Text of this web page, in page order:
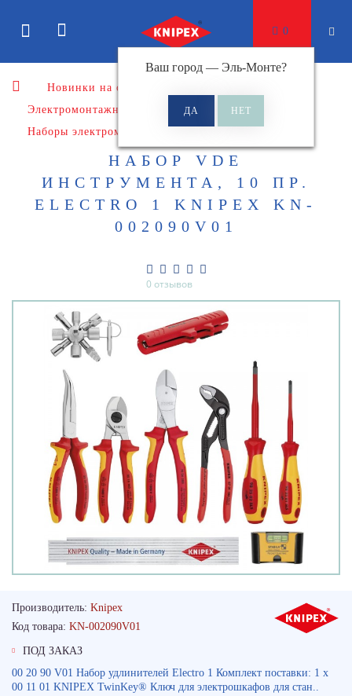
Ваш город — Эль-Монте?
0
Новинки на сайте
Электромонтажный инструмент
Наборы электромонтажного инструмента
НАБОР VDE
ИНСТРУМЕНТА, 10 ПР.
ELECTRO 1 KNIPEX KN-
002090V01
0 отзывов
Производитель: Knipex
Код товара: KN-002090V01
ПОД ЗАКАЗ
00 20 90 V01 Набор удлинителей Electro 1 Комплект поставки: 1 x
00 11 01 KNIPEX TwinKey® Ключ для электрошкафов для стан..